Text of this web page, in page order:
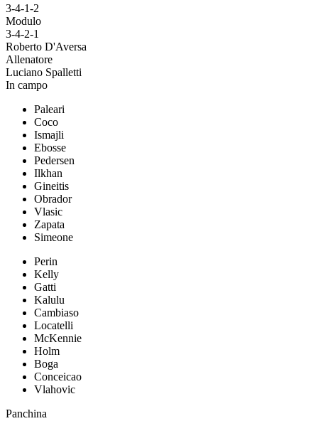
3-4-1-2
Modulo
3-4-2-1
Roberto D'Aversa
Allenatore
Luciano Spalletti
In campo
Paleari
Coco
Ismajli
Ebosse
Pedersen
Ilkhan
Gineitis
Obrador
Vlasic
Zapata
Simeone
Perin
Kelly
Gatti
Kalulu
Cambiaso
Locatelli
McKennie
Holm
Boga
Conceicao
Vlahovic
Panchina